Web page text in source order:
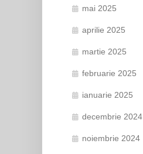
mai 2025
aprilie 2025
martie 2025
februarie 2025
ianuarie 2025
decembrie 2024
noiembrie 2024